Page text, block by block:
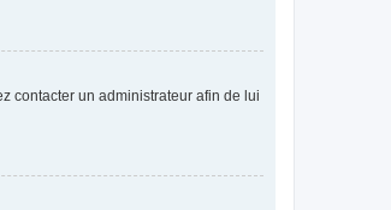
contacter un administrateur afin de lui